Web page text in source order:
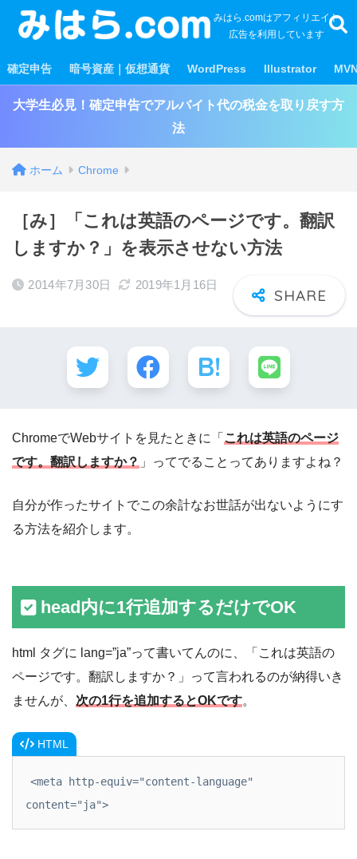
みはら.comはアフィリエイト
広告を利用しています
確定申告 暗号資産｜仮想通貨 WordPress Illustrator
大学生必見！確定申告でアルバイト代の税金を取り戻す方
法
ホーム Chrome
［み］「これは英語のページです。翻訳
しますか？」を表示させない方法
2014年7月30日 2019年1月16日
ChromeでWebサイトを見たときに「 これは英語のページ
です。翻訳しますか？ 」ってでることってありますよね？
自分が作ったサイトでこの余計なお世話が出ないようにす
る方法を紹介します。
head内に1行追加するだけでOK
html タグに lang=”ja”って書いてんのに、「これは英語の
ページです。翻訳しますか？」って言われるのが納得いき
ませんが、 次の1行を追加するとOKです。
HTML
<meta http-equiv="content-language"
content="ja">